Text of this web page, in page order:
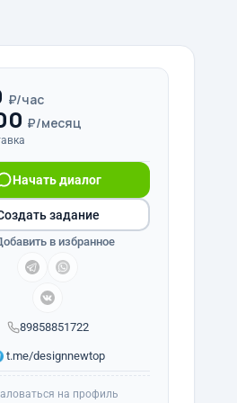
₽/час
₽/месяц
89858851722
Начать диалог
t.me/designnewtop
задание
в избранное
на профиль